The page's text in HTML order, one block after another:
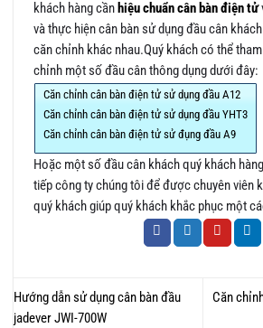
khách hàng cần hiệu chuẩn cân bàn điện tử
và thực hiện cân bàn sử dụng đầu cân
căn chỉnh khác nhau.Quý khách có thể
chỉnh một số đầu cân thông dụng dưới đây:
Căn chỉnh cân bàn điện tử sử dụng đầu A12
Căn chỉnh cân bàn điện tử sử dụng đầu YHT3
Căn chỉnh cân bàn điện tử sử đụng đầu A9
Hoặc một số đầu cân khách quý khách
tiếp công ty chúng tôi để được chuyên viên
quý khách giúp quý khách khắc phục một
Hướng dẫn sử dụng cân bàn đầu
jadever JWI-700W
Căn